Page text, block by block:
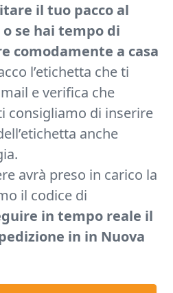
il tuo pacco al
se hai tempo di
comodamente a casa
l’etichetta che ti
e verifica che
consigliamo di inserire
anche
avrà preso in carico la
il codice di
in tempo reale il
in in Nuova